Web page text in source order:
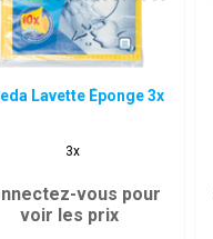
Lavette Éponge 3x
3x
vous pour
voir les prix